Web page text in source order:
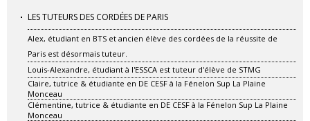
LES TUTEURS DES CORDÉES DE PARIS
Alex, étudiant en BTS et ancien élève des cordées de la réussite de
Paris est désormais tuteur.
Louis-Alexandre, étudiant à l'ESSCA est tuteur d'élève de STMG
Claire, tutrice & étudiante en DE CESF à la Fénelon Sup La Plaine
Monceau
Clémentine, tutrice & étudiante en DE CESF à la Fénelon Sup La Plaine
Monceau